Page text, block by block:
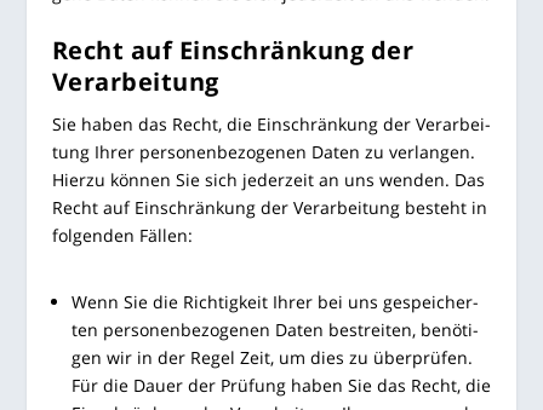
Recht auf Ein­schrän­kung der
Verarbeitung
Sie haben das Recht, die Ein­schrän­kung der Ver­ar­bei­
tung Ihrer per­so­nen­be­zo­ge­nen Daten zu ver­lan­gen.
Hier­zu kön­nen Sie sich jeder­zeit an uns wen­den. Das
Recht auf Ein­schrän­kung der Ver­ar­bei­tung besteht in
fol­gen­den Fällen:
Wenn Sie die Rich­tig­keit Ihrer bei uns gespei­cher­
ten per­so­nen­be­zo­ge­nen Daten bestrei­ten, benö­ti­
gen wir in der Regel Zeit, um dies zu über­prü­fen.
Für die Dau­er der Prü­fung haben Sie das Recht, die